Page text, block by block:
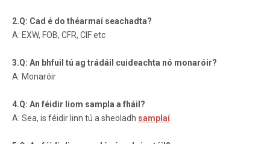
2.Q: Cad é do théarmaí seachadta?
A: EXW, FOB, CFR, CIF etc
3.Q: An bhfuil tú ag trádáil cuideachta nó monaróir?
A: Monaróir
4.Q: An féidir liom sampla a fháil?
A: Sea, is féidir linn tú a sheoladh samplaí